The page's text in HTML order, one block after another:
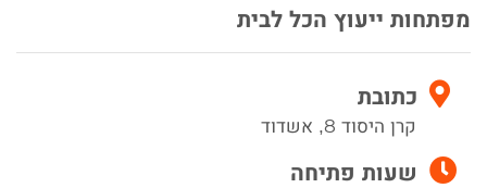
מפתחות ייעוץ הכל לבית
כתובת
קרן היסוד 8, אשדוד
שעות פתיחה